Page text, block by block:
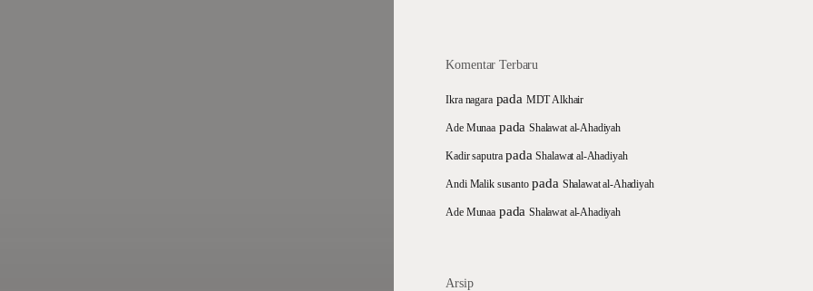
Komentar Terbaru
Ikra nagarapada MDT Alkhair
Ade Munaa padaShalawat al-Ahadiyah
Kadir saputrapadaShalawat al-Ahadiyah
Andi Malik susantopada Shalawat al-Ahadiyah
Ade Munaa padaShalawat al-Ahadiyah
Arsip